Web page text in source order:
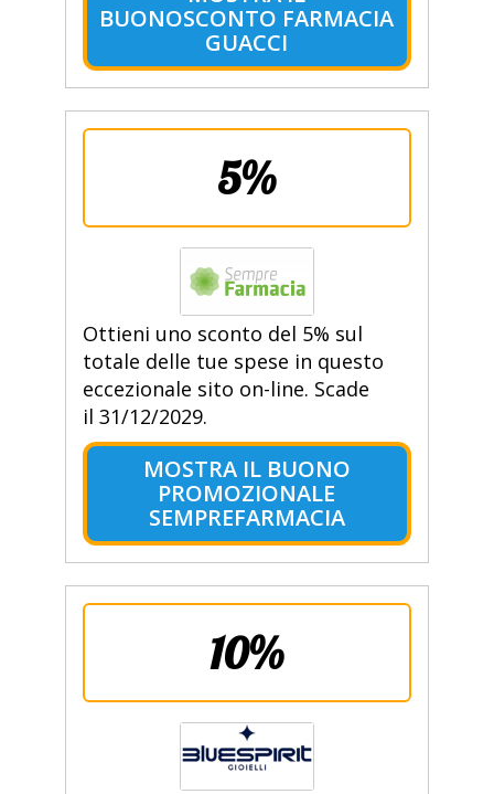
BUONOSCONTO FARMACIA
GUACCI
5%
Ottieni uno sconto del 5% sul
totale delle tue spese in questo
eccezionale sito on-line. Scade
il 31/12/2029.
MOSTRA IL BUONO
PROMOZIONALE
SEMPREFARMACIA
10%